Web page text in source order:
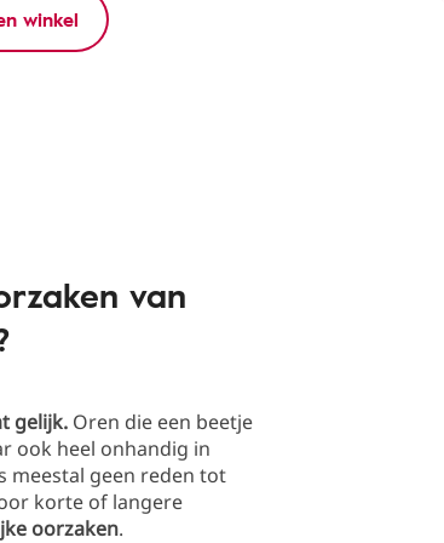
winkel
van
gelijk. Oren die een beetje
ook heel onhandig in
meestal geen reden tot
korte of langere
oorzaken.